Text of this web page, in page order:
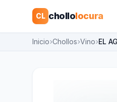
CL chollolocura
Inicio Chollos Vino EL